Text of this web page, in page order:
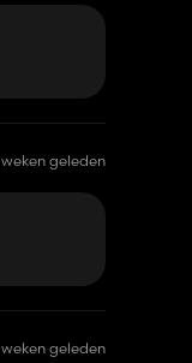
geleden
geleden